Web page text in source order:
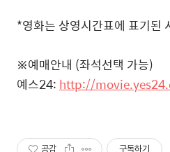
*영화는 상영시간표에 표기된
※예매안내 (좌석선택 가능)
예스24: http://
공감 구독하기